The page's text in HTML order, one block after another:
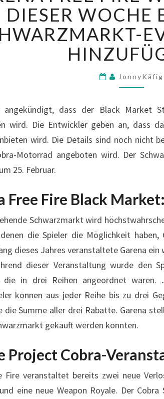
FIRE
WIRD
IN
EIN
EVENT
IM
SPIEL
DIESER WOCHE
JonnyKäfig
angekündigt, dass der Black Market
wird. Die Entwickler geben an, dass
wird. Die Details sind noch nicht
Motorrad angeboten wird. Der
25. Februar.
Free Fire Black
Schwarzmarktwird
die Spieler die Möglichkeit
dieses Jahres veranstaltete Garena
dieser Veranstaltung wurde den
die in drei Reihen angeordnet waren.
können aus jeder Reihe bis zu drei
die Summe aller drei Rabatte. Garena
gekauft werden konnten.
Project Cobra-
Fire veranstaltet bereits zwei neue
eine neue Weapon Royale. Der